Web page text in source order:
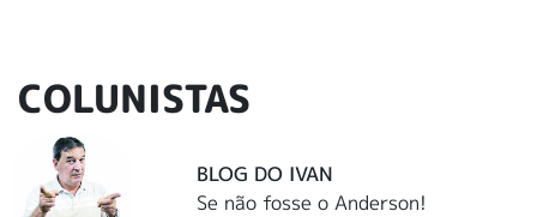
COLUNISTAS
BLOG DO IVAN
Se não fosse o Anderson!